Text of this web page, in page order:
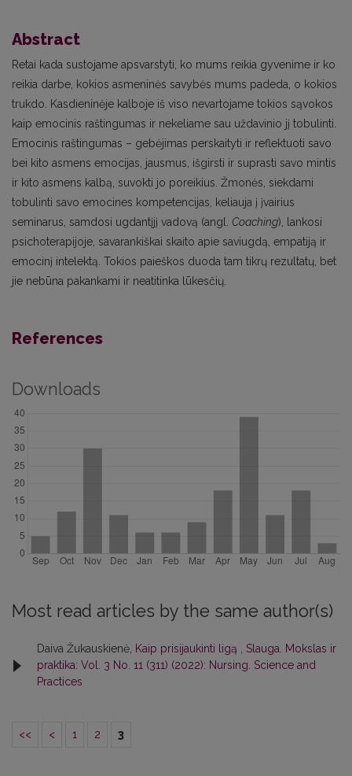
Abstract
Retai kada sustojame apsvarstyti, ko mums reikia gyvenime ir ko
reikia darbe, kokios asmeninės savybės mums padeda, o kokios
trukdo. Kasdieninėje kalboje iš viso nevartojame tokios sąvokos
kaip emocinis raštingumas ir nekeliame sau uždavinio jį tobulinti.
Emocinis raštingumas – gebėjimas perskaityti ir reflektuoti savo
bei kito asmens emocijas, jausmus, išgirsti ir suprasti savo mintis
ir kito asmens kalbą, suvokti jo poreikius. Žmonės, siekdami
tobulinti savo emocines kompetencijas, keliauja į įvairius
seminarus, samdosi ugdantįjį vadovą (angl. Coaching), lankosi
psichoterapijoje, savarankiškai skaito apie saviugdą, empatiją ir
emocinį intelektą. Tokios paieškos duoda tam tikrų rezultatų, bet
jie nebūna pakankami ir neatitinka lūkesčių.
References
Downloads
Most read articles by the same author(s)
Daiva Žukauskienė, Kaip prisijaukinti ligą , Slauga. Mokslas ir
praktika: Vol. 3 No. 11 (311) (2022): Nursing. Science and
Practices
<< < 1 2 3